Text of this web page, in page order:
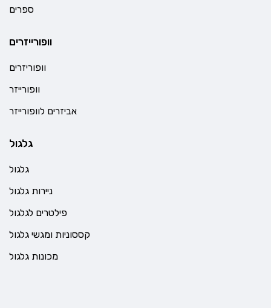
ספרים
וופורייזרים
וופוריזרים
וופורייזר
אביזרים לוופורייזר
גלגול
גלגול
ניירות גלגול
פילטרים לגלגול
קססוניות ומגשי גלגול
מכונות גלגול